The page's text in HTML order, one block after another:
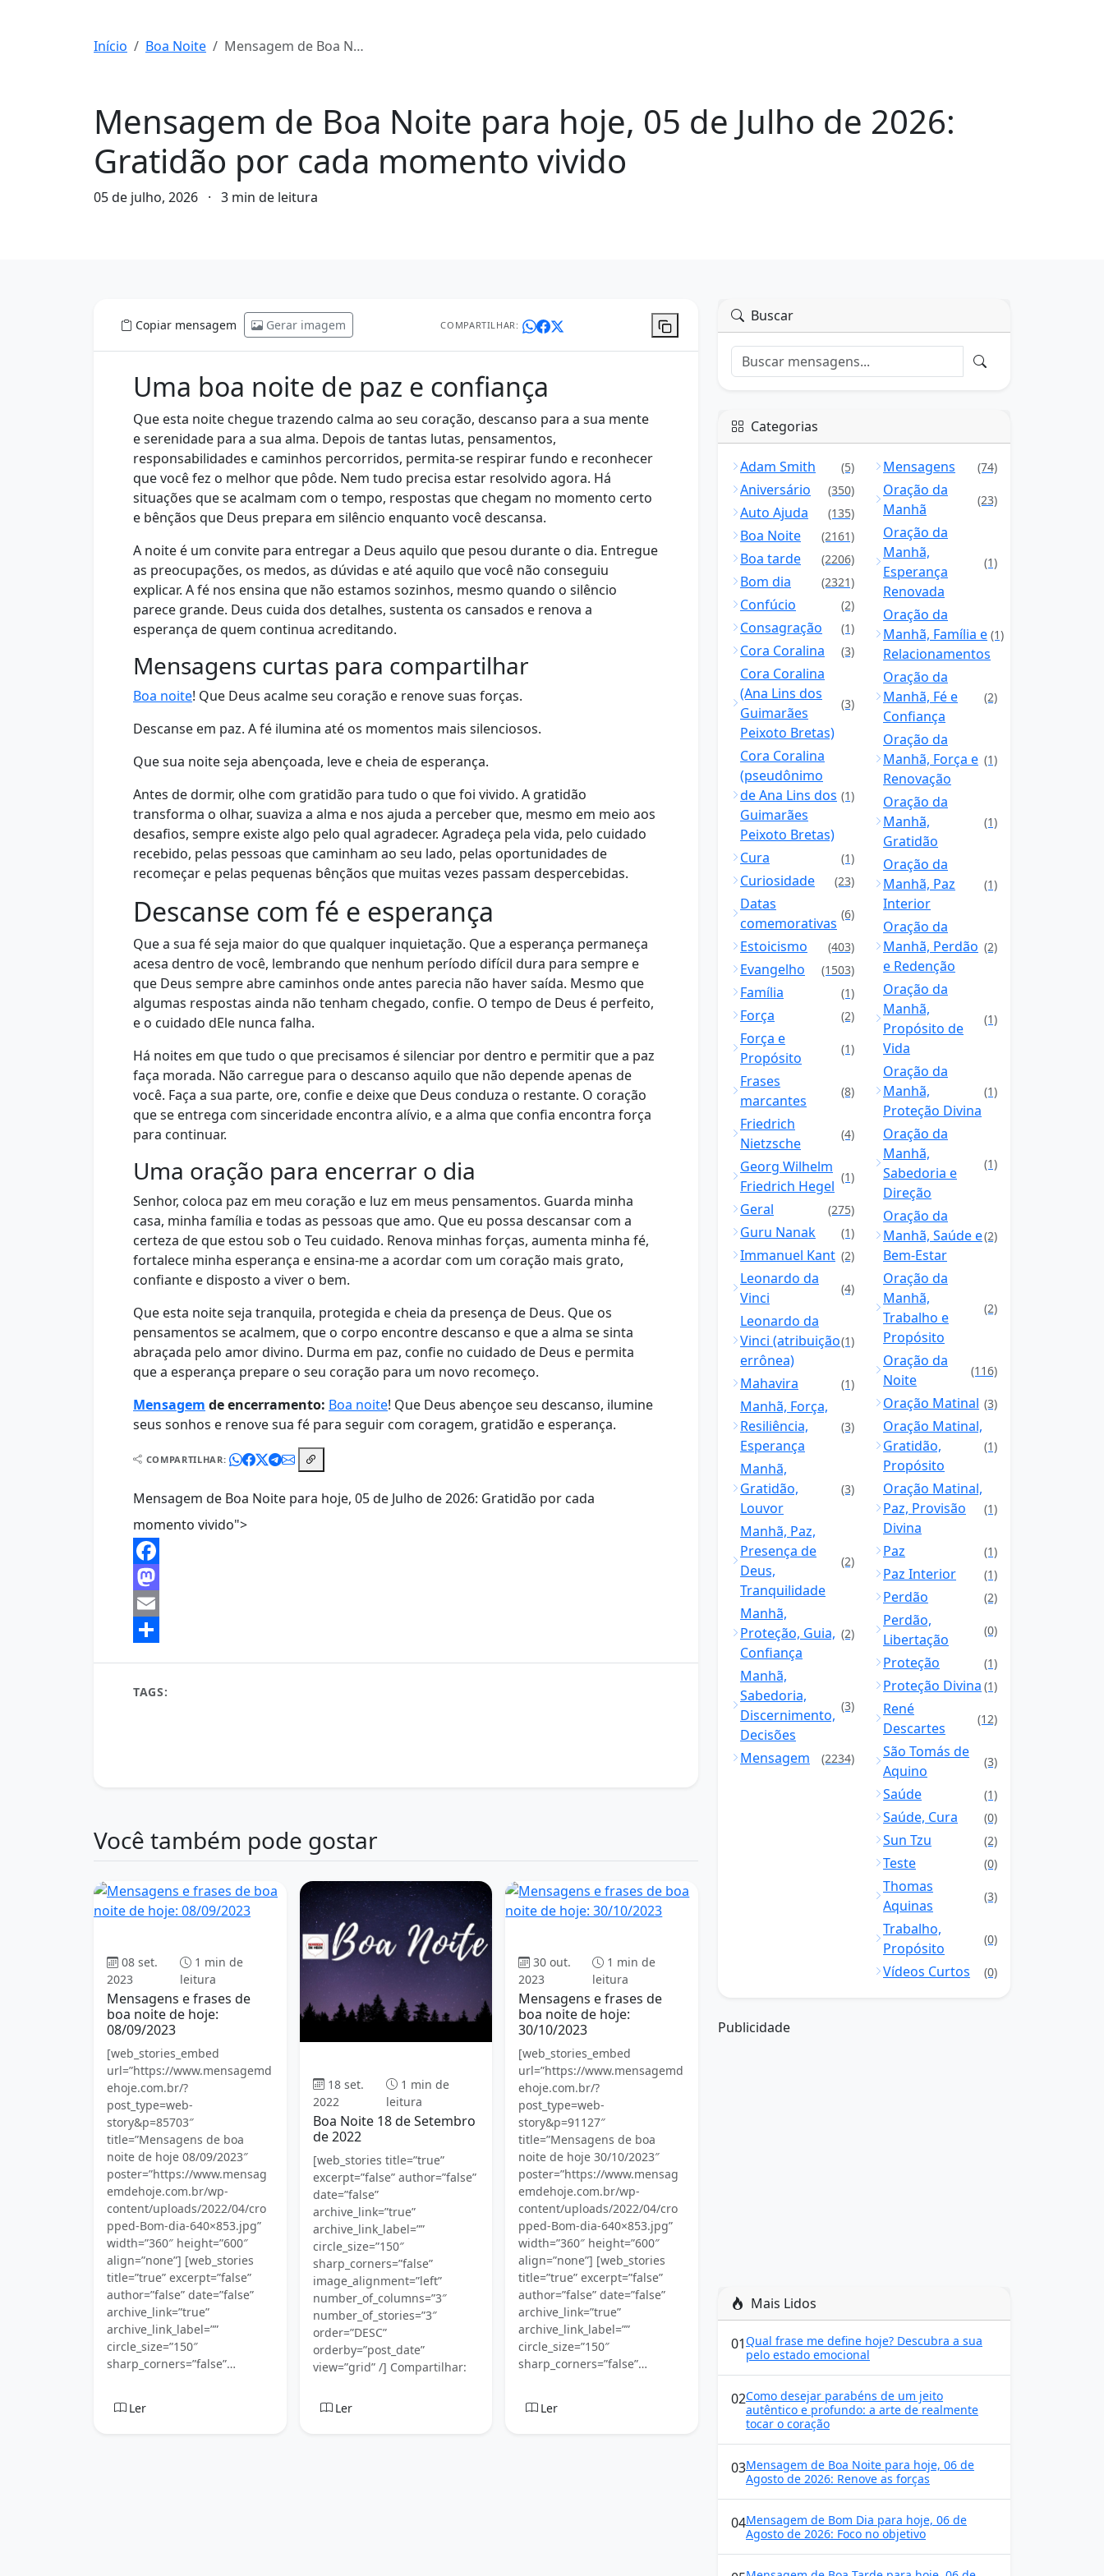
Início Boa Noite Mensagem de Boa Noite para hoje, 05 de Julho de 2026: Gratidão por cada momento vivido
Mensagem de Boa Noite para hoje, 05 de Julho de 2026:
Gratidão por cada momento vivido
05 de julho, 2026 · 3 min de leitura
Copiar mensagem Gerar imagem COMPARTILHAR:
Uma boa noite de paz e confiança
Que esta noite chegue trazendo calma ao seu coração, descanso para a sua mente
e serenidade para a sua alma. Depois de tantas lutas, pensamentos,
responsabilidades e caminhos percorridos, permita-se respirar fundo e reconhecer
que você fez o melhor que pôde. Nem tudo precisa estar resolvido agora. Há
situações que se acalmam com o tempo, respostas que chegam no momento certo
e bênçãos que Deus prepara em silêncio enquanto você descansa.
A noite é um convite para entregar a Deus aquilo que pesou durante o dia. Entregue
as preocupações, os medos, as dúvidas e até aquilo que você não conseguiu
explicar. A fé nos ensina que não estamos sozinhos, mesmo quando o silêncio
parece grande. Deus cuida dos detalhes, sustenta os cansados e renova a
esperança de quem continua acreditando.
Mensagens curtas para compartilhar
Boa noite! Que Deus acalme seu coração e renove suas forças.
Descanse em paz. A fé ilumina até os momentos mais silenciosos.
Que sua noite seja abençoada, leve e cheia de esperança.
Antes de dormir, olhe com gratidão para tudo o que foi vivido. A gratidão
transforma o olhar, suaviza a alma e nos ajuda a perceber que, mesmo em meio aos
desafios, sempre existe algo pelo qual agradecer. Agradeça pela vida, pelo cuidado
recebido, pelas pessoas que caminham ao seu lado, pelas oportunidades de
recomeçar e pelas pequenas bênçãos que muitas vezes passam despercebidas.
Descanse com fé e esperança
Que a sua fé seja maior do que qualquer inquietação. Que a esperança permaneça
acesa dentro de você, lembrando que nenhum período difícil dura para sempre e
que Deus sempre abre caminhos onde antes parecia não haver saída. Mesmo que
algumas respostas ainda não tenham chegado, confie. O tempo de Deus é perfeito,
e o cuidado dEle nunca falha.
Há noites em que tudo o que precisamos é silenciar por dentro e permitir que a paz
faça morada. Não carregue para o descanso aquilo que não depende apenas de
você. Faça a sua parte, ore, confie e deixe que Deus conduza o restante. O coração
que se entrega com sinceridade encontra alívio, e a alma que confia encontra força
para continuar.
Uma oração para encerrar o dia
Senhor, coloca paz em meu coração e luz em meus pensamentos. Guarda minha
casa, minha família e todas as pessoas que amo. Que eu possa descansar com a
certeza de que estou sob o Teu cuidado. Renova minhas forças, aumenta minha fé,
fortalece minha esperança e ensina-me a acordar com um coração mais grato,
confiante e disposto a viver o bem.
Que esta noite seja tranquila, protegida e cheia da presença de Deus. Que os
pensamentos se acalmem, que o corpo encontre descanso e que a alma se sinta
abraçada pelo amor divino. Durma em paz, confie no cuidado de Deus e permita
que a esperança prepare o seu coração para um novo recomeço.
Mensagem de encerramento: Boa noite! Que Deus abençoe seu descanso, ilumine
seus sonhos e renove sua fé para seguir com coragem, gratidão e esperança.
COMPARTILHAR:
Mensagem de Boa Noite para hoje, 05 de Julho de 2026: Gratidão por cada
momento vivido">
Facebook
Mastodon
Email
TAGS:
Você também pode gostar
08 set.
2023
1 min de
leitura
Mensagens e frases de
boa noite de hoje:
08/09/2023
[web_stories_embed
url=”https://www.mensagemd
ehoje.com.br/?
post_type=web-
story&p=85703″
title=”Mensagens de boa
noite de hoje 08/09/2023″
poster=”https://www.mensag
emdehoje.com.br/wp-
content/uploads/2022/04/cro
pped-Bom-dia-640×853.jpg”
width=”360″ height=”600″
align=”none”] [web_stories
title=”true” excerpt=”false”
author=”false” date=”false”
archive_link=”true”
archive_link_label=””
circle_size=”150″
sharp_corners=”false”…
Ler
18 set.
2022
1 min de
leitura
Boa Noite 18 de Setembro
de 2022
[web_stories title=”true”
excerpt=”false” author=”false”
date=”false”
archive_link=”true”
archive_link_label=””
circle_size=”150″
sharp_corners=”false”
image_alignment=”left”
number_of_columns=”3″
number_of_stories=”3″
order=”DESC”
orderby=”post_date”
view=”grid” /] Compartilhar:
Ler
30 out.
2023
1 min de
leitura
Mensagens e frases de
boa noite de hoje:
30/10/2023
[web_stories_embed
url=”https://www.mensagemd
ehoje.com.br/?
post_type=web-
story&p=91127″
title=”Mensagens de boa
noite de hoje 30/10/2023″
poster=”https://www.mensag
emdehoje.com.br/wp-
content/uploads/2022/04/cro
pped-Bom-dia-640×853.jpg”
width=”360″ height=”600″
align=”none”] [web_stories
title=”true” excerpt=”false”
author=”false” date=”false”
archive_link=”true”
archive_link_label=””
circle_size=”150″
sharp_corners=”false”…
Ler
Buscar
Categorias
Adam Smith (5)
Aniversário (350)
Auto Ajuda (135)
Boa Noite (2161)
Boa tarde (2206)
Bom dia (2321)
Confúcio (2)
Consagração (1)
Cora Coralina (3)
Cora Coralina
(Ana Lins dos
Guimarães
Peixoto Bretas)
(3)
Cora Coralina
(pseudônimo
de Ana Lins dos
Guimarães
Peixoto Bretas)
(1)
Cura (1)
Curiosidade (23)
Datas
comemorativas
(6)
Estoicismo (403)
Evangelho (1503)
Família (1)
Força (2)
Força e
Propósito
(1)
Frases
marcantes
(8)
Friedrich
Nietzsche
(4)
Georg Wilhelm
Friedrich Hegel
(1)
Geral (275)
Guru Nanak (1)
Immanuel Kant (2)
Leonardo da
Vinci
(4)
Leonardo da
Vinci (atribuição
errônea)
(1)
Mahavira (1)
Manhã, Força,
Resiliência,
Esperança
(3)
Manhã,
Gratidão,
Louvor
(3)
Manhã, Paz,
Presença de
Deus,
Tranquilidade
(2)
Manhã,
Proteção, Guia,
Confiança
(2)
Manhã,
Sabedoria,
Discernimento,
Decisões
(3)
Mensagem (2234)
Mensagens (74)
Oração da
Manhã
(23)
Oração da
Manhã,
Esperança
Renovada
(1)
Oração da
Manhã, Família e
Relacionamentos
(1)
Oração da
Manhã, Fé e
Confiança
(2)
Oração da
Manhã, Força e
Renovação
(1)
Oração da
Manhã,
Gratidão
(1)
Oração da
Manhã, Paz
Interior
(1)
Oração da
Manhã, Perdão
e Redenção
(2)
Oração da
Manhã,
Propósito de
Vida
(1)
Oração da
Manhã,
Proteção Divina
(1)
Oração da
Manhã,
Sabedoria e
Direção
(1)
Oração da
Manhã, Saúde e
Bem-Estar
(2)
Oração da
Manhã,
Trabalho e
Propósito
(2)
Oração da
Noite
(116)
Oração Matinal (3)
Oração Matinal,
Gratidão,
Propósito
(1)
Oração Matinal,
Paz, Provisão
Divina
(1)
Paz (1)
Paz Interior (1)
Perdão (2)
Perdão,
Libertação
(0)
Proteção (1)
Proteção Divina (1)
René
Descartes
(12)
São Tomás de
Aquino
(3)
Saúde (1)
Saúde, Cura (0)
Sun Tzu (2)
Teste (0)
Thomas
Aquinas
(3)
Trabalho,
Propósito
(0)
Vídeos Curtos (0)
Publicidade
Mais Lidos
01Qual frase me define hoje? Descubra a sua
pelo estado emocional
02Como desejar parabéns de um jeito
autêntico e profundo: a arte de realmente
tocar o coração
03Mensagem de Boa Noite para hoje, 06 de
Agosto de 2026: Renove as forças
04Mensagem de Bom Dia para hoje, 06 de
Agosto de 2026: Foco no objetivo